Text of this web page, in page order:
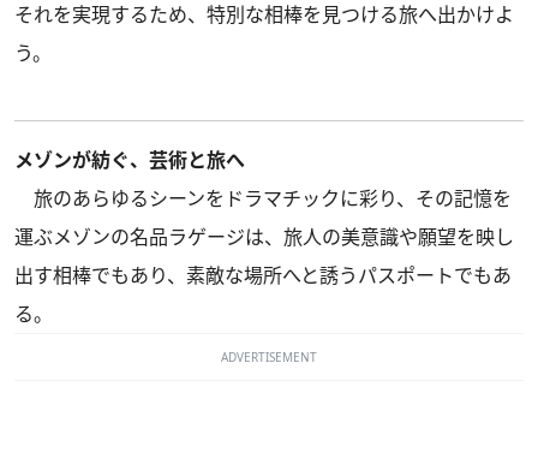
それを実現するため、特別な相棒を見つける旅へ出かけよ
う。
メゾンが紡ぐ、芸術と旅へ
旅のあらゆるシーンをドラマチックに彩り、その記憶を
運ぶメゾンの名品ラゲージは、旅人の美意識や願望を映し
出す相棒でもあり、素敵な場所へと誘うパスポートでもあ
る。
ADVERTISEMENT